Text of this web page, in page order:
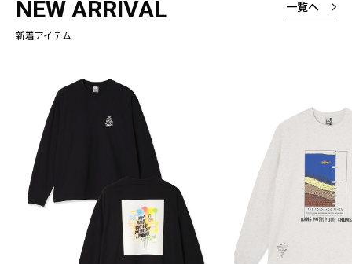
NEW ARRIVAL
新着アイテム
一覧へ